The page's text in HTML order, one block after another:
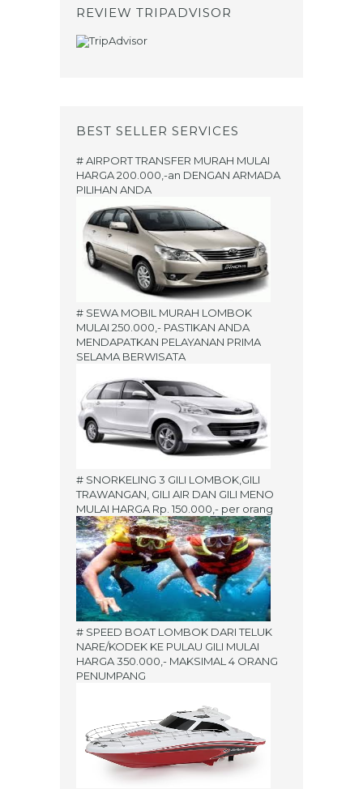
REVIEW TRIPADVISOR
BEST SELLER SERVICES
# AIRPORT TRANSFER MURAH MULAI
HARGA 200.000,-an DENGAN ARMADA
PILIHAN ANDA
# SEWA MOBIL MURAH LOMBOK
MULAI 250.000,- PASTIKAN ANDA
MENDAPATKAN PELAYANAN PRIMA
SELAMA BERWISATA
# SNORKELING 3 GILI LOMBOK,GILI
TRAWANGAN, GILI AIR DAN GILI MENO
MULAI HARGA Rp. 150.000,- per orang
# SPEED BOAT LOMBOK DARI TELUK
NARE/KODEK KE PULAU GILI MULAI
HARGA 350.000,- MAKSIMAL 4 ORANG
PENUMPANG